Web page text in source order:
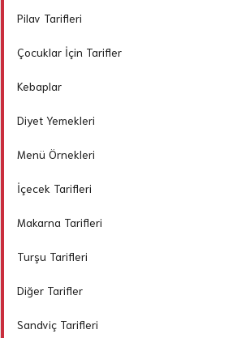
Pilav Tarifleri
Çocuklar İçin Tarifler
Kebaplar
Diyet Yemekleri
Menü Örnekleri
İçecek Tarifleri
Makarna Tarifleri
Turşu Tarifleri
Diğer Tarifler
Sandviç Tarifleri